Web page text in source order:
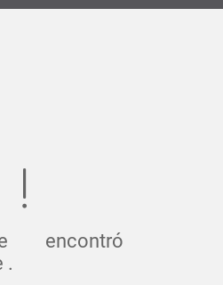
encontró
.